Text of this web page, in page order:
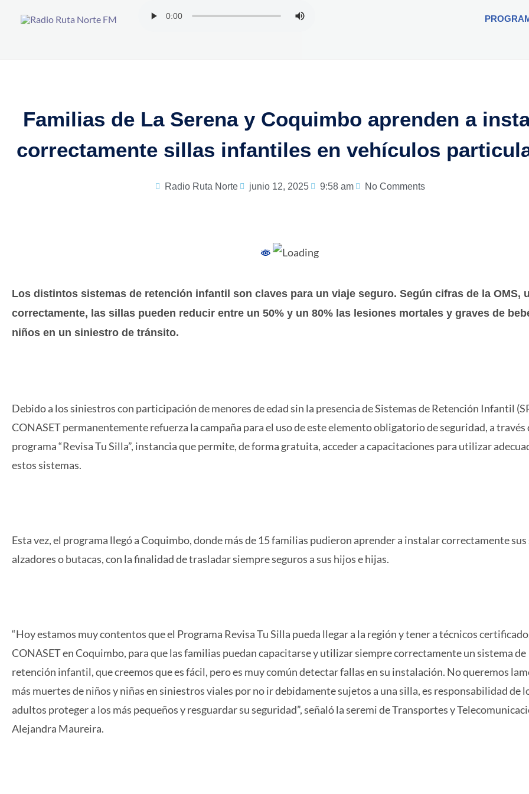
Familias de La Serena y Coquimbo aprenden a
correctamente sillas infantiles en vehículos
Radio Ruta Norte junio 12, 2025 9:58 am No Comments
Los distintos sistemas de retención infantil son claves para un viaje seguro. Según cifras de la OMS,
correctamente, las sillas pueden reducir entre un 50% y un 80% las lesiones mortales y graves de
niños en un siniestro de tránsito.
Debido a los siniestros con participación de menores de edad sin la presencia de Sistemas de Retención Infantil
CONASET permanentemente refuerza la campaña para el uso de este elemento obligatorio de seguridad, a través
programa “Revisa Tu Silla”, instancia que permite, de forma gratuita, acceder a capacitaciones para utilizar
estos sistemas.
Esta vez, el programa llegó a Coquimbo, donde más de 15 familias pudieron aprender a instalar correctamente
alzadores o butacas, con la finalidad de trasladar siempre seguros a sus hijos e hijas.
“Hoy estamos muy contentos que el Programa Revisa Tu Silla pueda llegar a la región y tener a técnicos
CONASET en Coquimbo, para que las familias puedan capacitarse y utilizar siempre correctamente un sistema de
retención infantil, que creemos que es fácil, pero es muy común detectar fallas en su instalación. No queremos
más muertes de niños y niñas en siniestros viales por no ir debidamente sujetos a una silla, es responsabilidad de
adultos proteger a los más pequeños y resguardar su seguridad”, señaló la seremi de Transportes y
Alejandra Maureira.